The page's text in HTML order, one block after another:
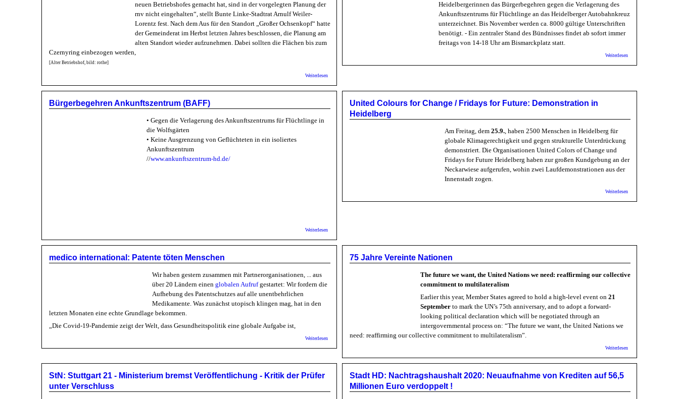
neuen Betriebshofes gemacht hat, sind in der vorgelegten Planung der
rnv nicht eingehalten“, stellt Bunte Linke-Stadtrat Arnulf Weiler-
Lorentz fest. Nach dem Aus für den Standort „Großer Ochsenkopf“ hatte
der Gemeinderat im Herbst letzten Jahres beschlossen, die Planung am
alten Standort wieder aufzunehmen. Dabei sollten die Flächen bis zum
Czernyring einbezogen werden,
[Alter Betriebshof, bild: rothe]
Weiterlesen
Heidelbergerinnen das Bürgerbegehren gegen die Verlagerung des
Ankunftszentrums für Flüchtlinge an das Heidelberger Autobahnkreuz
unterzeichnet. Bis November werden ca. 8000 gültige Unterschriften
benötigt. - Ein zentraler Stand des Bündnisses findet ab sofort immer
freitags von 14-18 Uhr am Bismarckplatz statt.
Weiterlesen
Bürgerbegehren Ankunftszentrum (BAFF)
• Gegen die Verlagerung des Ankunftszentrums für Flüchtlinge in
die Wolfsgärten
• Keine Ausgrenzung von Geflüchteten in ein isoliertes
Ankunftszentrum
//www.ankunftszentrum-hd.de/
Weiterlesen
United Colours for Change / Fridays for Future: Demonstration in
Heidelberg
Am Freitag, dem25.9., haben 2500 Menschen in Heidelberg für
globale Klimagerechtigkeit und gegen strukturelle Unterdrückung
demonstriert. Die Organisationen United Colors of Change und
Fridays for Future Heidelberg haben zur großen Kundgebung an der
Neckarwiese aufgerufen, wohin zwei Laufdemonstrationen aus der
Innenstadt zogen.
Weiterlesen
medico international: Patente töten Menschen
Wir haben gestern zusammen mit Partnerorganisationen, ... aus
über 20 Ländern einenglobalen Aufrufgestartet: Wir fordern die
Aufhebung des Patentschutzes auf alle unentbehrlichen
Medikamente. Was zunächst utopisch klingen mag, hat in den
letzten Monaten eine echte Grundlage bekommen.
„Die Covid-19-Pandemie zeigt der Welt, dass Gesundheitspolitik eine globale Aufgabe ist,
Weiterlesen über medico international: Patente töten Menschen
75 Jahre Vereinte Nationen
The future we want, the United Nations we need: reaffirming our collective
commitment to multilateralism
Earlier this year, Member States agreed to hold a high-level event on21
September to mark the UN’s 75th anniversary, and to adopt a forward-
looking political declaration which will be negotiated through an
intergovernmental process on: “The future we want, the United Nations we
need: reaffirming our collective commitment to multilateralism”.
Weiterlesen
StN: Stuttgart 21 - Ministerium bremst Veröffentlichung - Kritik der Prüfer
unter Verschluss
Stadt HD: Nachtragshaushalt 2020: Neuaufnahme von Krediten auf 56,5
Millionen Euro verdoppelt !